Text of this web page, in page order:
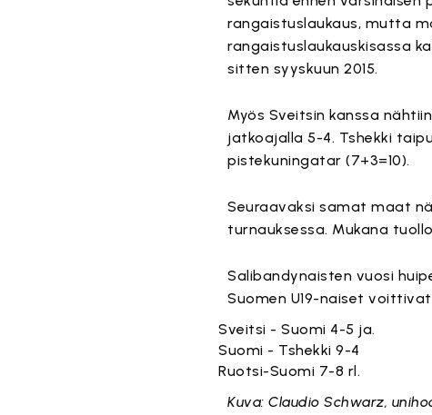
rangaistuslaukaus, mutta
rangaistuslaukauskisassa
sitten syyskuun 2015.
Myös Sveitsin kanssa
jatkoajalla 5-4. Tshekki
pistekuningatar (7+3=10).
Seuraavaksi samat maat
turnauksessa. Mukana
Salibandynaisten vuosi
Suomen U19-naiset
Sveitsi - Suomi 4-5 ja.
Suomi - Tshekki 9-4
Ruotsi-Suomi 7-8 rl.
Kuva: Claudio Schwarz,